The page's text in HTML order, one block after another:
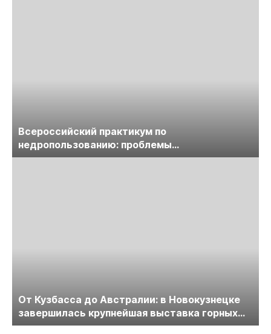
Всероссийский практикум по
недропользованию: проблемы
лицензирования, цифровизации, экспертизы
От Кузбасса до Австралии: в Новокузнецке
завершилась крупнейшая выставка горных
технологий «Недра России. Уголь России и